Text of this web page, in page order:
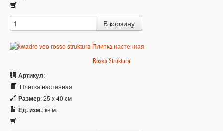
Rosso Struktura
Артикул:
Плитка настенная
Размер: 25 x 40 см
Ед. изм.: кв.м.